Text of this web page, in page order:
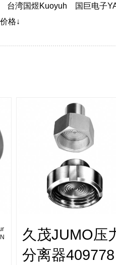
台湾国煜Kuoyuh
国巨电子
价格↓
久茂JUMO压
分离器409778